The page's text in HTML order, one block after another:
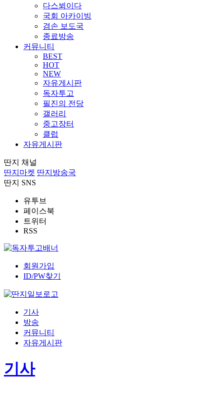
다스뵈이다
국회 아카이빙
겸손 보도국
종료방송
커뮤니티
BEST
HOT
NEW
자유게시판
독자투고
필진의 전당
갤러리
중고장터
클럽
자유게시판
딴지 채널
딴지마켓 딴지방송국
딴지 SNS
유투브
페이스북
트위터
RSS
회원가입
ID/PW찾기
기사
방송
커뮤니티
자유게시판
기사